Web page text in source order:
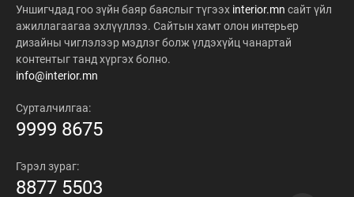
Уншигчдад гоо зүйн баяр баяслыг түгээх interior.mn сайт үйл
ажиллагаагаа эхлүүллээ. Сайтын хамт олон интерьер
дизайны чиглэлээр мэдлэг болж үлдэхүйц чанартай
контентыг танд хүргэх болно.
info@interior.mn
Сурталчилгаа:
9999 8675
Гэрэл зураг:
8877 5503